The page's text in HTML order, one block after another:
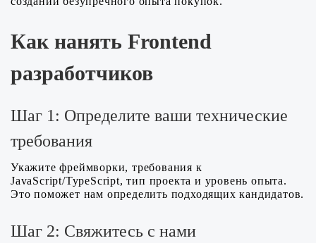
Как нанять Frontend
разработчиков
Шаг 1: Определите ваши технические
требования
Укажите фреймворки, требования к
JavaScript/TypeScript, тип проекта и уровень опыта.
Это поможет нам определить подходящих кандидатов.
Шаг 2: Свяжитесь с нами